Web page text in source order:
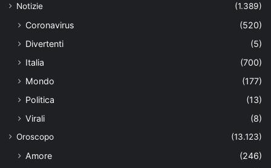
Notizie
(1.389)
Coronavirus
(520)
Divertenti
(5)
Italia
(700)
Mondo
(177)
Politica
(13)
Virali
(8)
Oroscopo (13.123)
Amore
(246)